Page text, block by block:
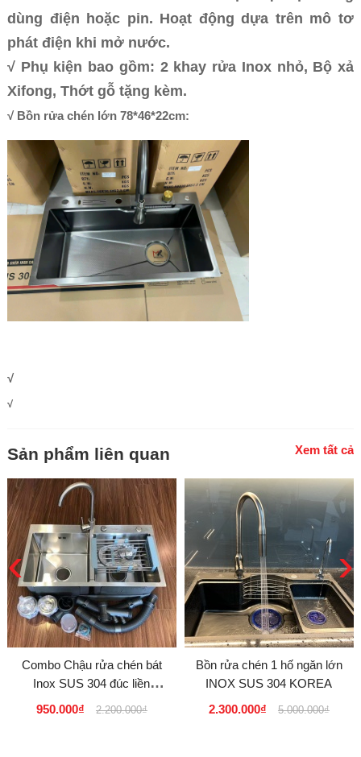
dùng điện hoặc pin. Hoạt động dựa trên mô tơ
phát điện khi mở nước.
√ Phụ kiện bao gồm: 2 khay rửa Inox nhỏ, Bộ xả
Xifong, Thớt gỗ tặng kèm.
√ Bồn rửa chén lớn 78*46*22cm:
​​​​​​√
√
Sản phẩm liên quan Xem tất cả
Combo Chậu rửa chén bát
Inox SUS 304 đúc liền
nguyên khối Model 8245L D
950.000₫ 2.200.000₫
Bồn rửa chén 1 hố ngăn lớn
INOX SUS 304 KOREA
2.300.000₫
5.000.000₫
‹ ›